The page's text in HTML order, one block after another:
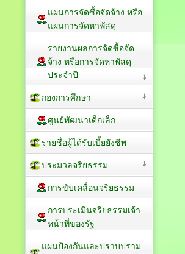
แผนการจัดซื้อจัดจ้าง หรือ
แผนการจัดหาพัสดุ
รายงานผลการจัดซื้อจัด
จ้าง หรือการจัดหาพัสดุ
ประจำปี
กองการศึกษา
ศูนย์พัฒนาเด็กเล็ก
รายชื่อผู้ได้รับเบี้ยยังชีพ
ประมวลจริยธรรม
การขับเคลื่อนจริยธรรม
การประเมินจริยธรรมเจ้า
หน้าที่ของรัฐ
แผนป้องกันและปราบปราม